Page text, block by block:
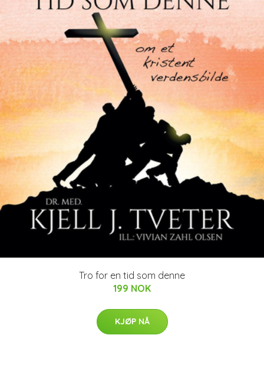
Tro for en tid som denne
199 NOK
KJØP NÅ